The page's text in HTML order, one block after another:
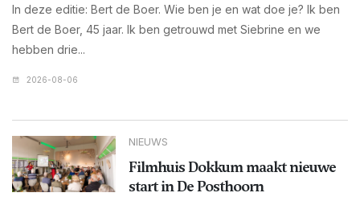
In deze editie: Bert de Boer. Wie ben je en wat doe je? Ik ben
Bert de Boer, 45 jaar. Ik ben getrouwd met Siebrine en we
hebben drie...
2026-08-06
NIEUWS
Filmhuis Dokkum maakt nieuwe
start in De Posthoorn